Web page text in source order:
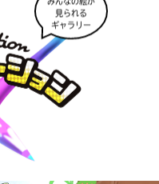
大人気
シリーズに
見られる
ギャラリー